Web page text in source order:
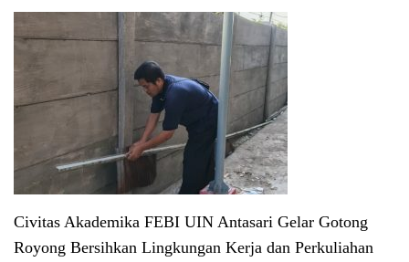
Civitas Akademika FEBI UIN Antasari Gelar Gotong
Royong Bersihkan Lingkungan Kerja dan Perkuliahan